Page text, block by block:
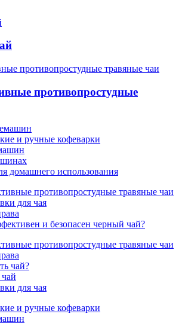
противопростудные
и ручные кофеварки
домашнего использования
противопростудные травяные чаи
для чая
и безопасен черный чай?
противопростудные травяные чаи
чай?
для чая
и ручные кофеварки